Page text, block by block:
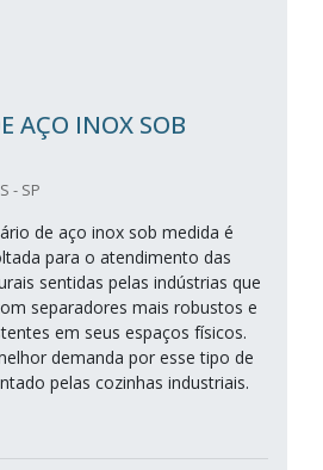
AÇO INOX SOB
- SP
de aço inox sob medida é
para o atendimento das
sentidas pelas indústrias que
separadores mais robustos e
em seus espaços físicos.
demanda por esse tipo de
pelas cozinhas industriais.